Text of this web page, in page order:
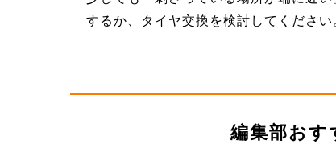
するか、タイヤ交換を検討してください
編集部おす